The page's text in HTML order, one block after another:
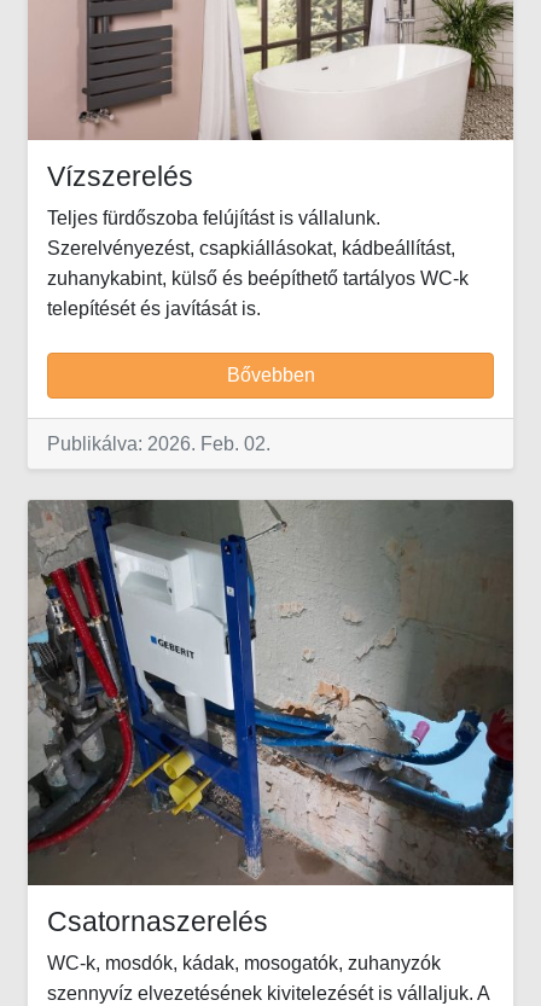
Vízszerelés
Teljes fürdőszoba felújítást is vállalunk.
Szerelvényezést, csapkiállásokat, kádbeállítást,
zuhanykabint, külső és beépíthető tartályos WC-k
telepítését és javítását is.
Bővebben
Publikálva: 2026. Feb. 02.
Csatornaszerelés
WC-k, mosdók, kádak, mosogatók, zuhanyzók
szennyvíz elvezetésének kivitelezését is vállaljuk. A